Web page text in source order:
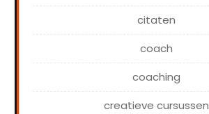
citaten
coach
coaching
creatieve cursussen